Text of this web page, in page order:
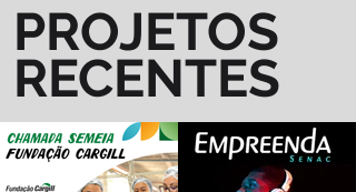
PROJETOS
RECENTES